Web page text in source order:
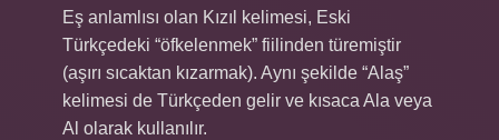
Eş anlamlısı olan Kızıl kelimesi, Eski
Türkçedeki “öfkelenmek” fiilinden türemiştir
(aşırı sıcaktan kızarmak). Aynı şekilde “Alaş”
kelimesi de Türkçeden gelir ve kısaca Ala veya
Al olarak kullanılır.